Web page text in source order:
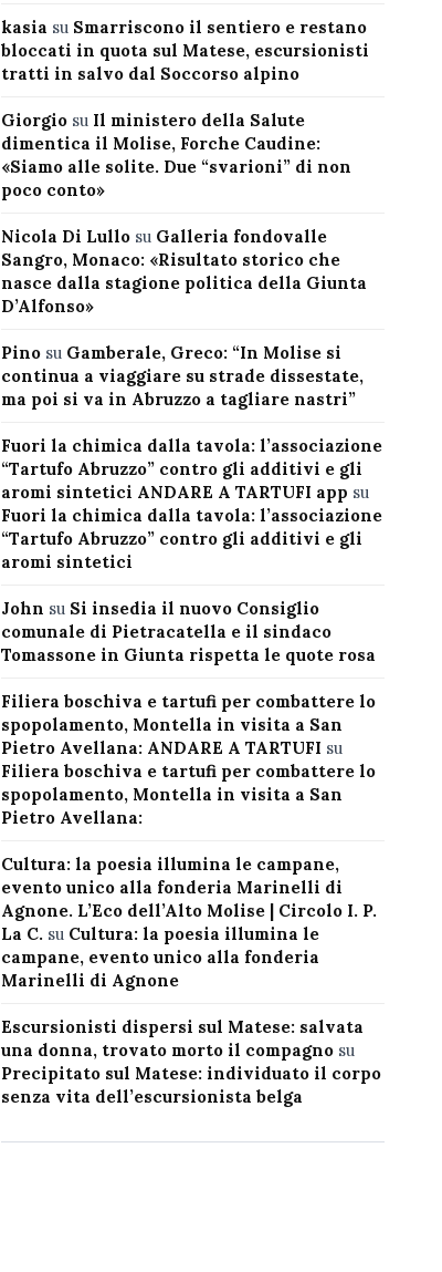
kasia su Smarriscono il sentiero e restano
bloccati in quota sul Matese, escursionisti
tratti in salvo dal Soccorso alpino
Giorgiosu Il ministero della Salute
dimentica il Molise, Forche Caudine:
«Siamo alle solite. Due “svarioni” di non
poco conto»
Nicola Di Lullosu Galleria fondovalle
Sangro, Monaco: «Risultato storico che
nasce dalla stagione politica della Giunta
D’Alfonso»
Pinosu Gamberale, Greco: “In Molise si
continua a viaggiare su strade dissestate,
ma poi si va in Abruzzo a tagliare nastri”
Fuori la chimica dalla tavola: l’associazione
“Tartufo Abruzzo” contro gli additivi e gli
aromi sintetici ANDARE A TARTUFI app su
Fuori la chimica dalla tavola: l’associazione
“Tartufo Abruzzo” contro gli additivi e gli
aromi sintetici
John su Si insedia il nuovo Consiglio
comunale di Pietracatella e il sindaco
Tomassone in Giunta rispetta le quote rosa
Filiera boschiva e tartufi per combattere lo
spopolamento, Montella in visita a San
Pietro Avellana: ANDARE A TARTUFI su
Filiera boschiva e tartufi per combattere lo
spopolamento, Montella in visita a San
Pietro Avellana:
Cultura: la poesia illumina le campane,
evento unico alla fonderia Marinelli di
Agnone. L’Eco dell’Alto Molise | Circolo I. P.
La C. su Cultura: la poesia illumina le
campane, evento unico alla fonderia
Marinelli di Agnone
Escursionisti dispersi sul Matese: salvata
una donna, trovato morto il compagnosu
Precipitato sul Matese: individuato il corpo
senza vita dell’escursionista belga